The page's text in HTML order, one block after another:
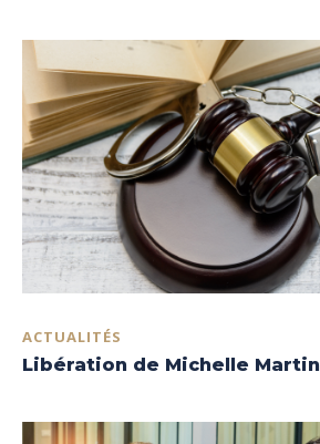
ACTUALITÉS
Libération de Michelle Martin